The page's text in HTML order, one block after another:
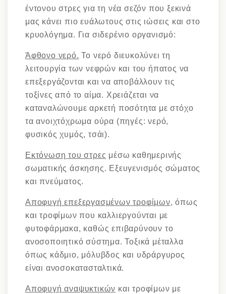
έντονου στρες για τη νέα σεζόν που ξεκινά
μας κάνει πιο ευάλωτους στις ιώσεις και στο
κρυολόγημα. Για σιδερένιο οργανισμό:
Άφθονο νερό. Το νερό διευκολύνει τη
λειτουργία των νεφρών και του ήπατος να
επεξεργάζονται και να αποβάλλουν τις
τοξίνες από το αίμα. Χρειάζεται να
καταναλώνουμε αρκετή ποσότητα με στόχο
τα ανοιχτόχρωμα ούρα (πηγές: νερό,
φυσικός χυμός, τσάι).
Εκτόνωση του στρες μέσω καθημερινής
σωματικής άσκησης. Εξευγενισμός σώματος
και πνεύματος.
Αποφυγή επεξεργασμένων τροφίμων, όπως
και τροφίμων που καλλιεργούνται με
φυτοφάρμακα, καθώς επιβαρύνουν το
ανοσοποιητικό σύστημα. Τοξικά μέταλλα
όπως κάδμιο, μόλυβδος και υδράργυρος
είναι ανοσοκατασταλτικά.
Αποφυγή αναψυκτικών και τροφίμων με